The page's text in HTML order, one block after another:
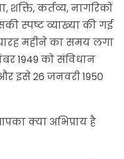
शक्ति, कर्तव्य, नागरिकों
स्पष्ट व्याख्या की गई
महीने का समय लगा
1949 को संविधान
इसे 26 जनवरी 1950
क्या अभिप्राय है